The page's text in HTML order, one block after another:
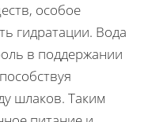
особое
гидратации. Вода
в поддержании
шлаков. Таким